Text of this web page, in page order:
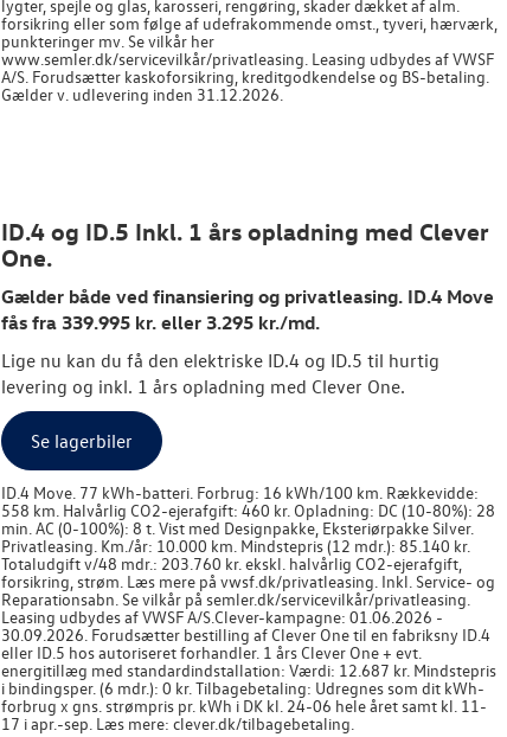
lygter, spejle og glas, karosseri, rengøring, skader dækket af alm.
forsikring eller som følge af udefrakommende omst., tyveri, hærværk,
punkteringer mv. Se vilkår her
www.semler.dk/servicevilkår/privatleasing. Leasing udbydes af VWSF
A/S. Forudsætter kaskoforsikring, kreditgodkendelse og BS-betaling.
Gælder v. udlevering inden 31.12.2026.
ID.4 og ID.5 Inkl. 1 års opladning med Clever
One.
Gælder både ved finansiering og privatleasing. ID.4 Move
fås fra 339.995 kr. eller 3.295 kr./md.
Lige nu kan du få den elektriske ID.4 og ID.5 til hurtig
levering og inkl. 1 års opladning med Clever One.
Se lagerbiler
ID.4 Move. 77 kWh-batteri. Forbrug: 16 kWh/100 km. Rækkevidde:
558 km. Halvårlig CO2-ejerafgift: 460 kr. Opladning: DC (10-80%): 28
min. AC (0-100%): 8 t. Vist med Designpakke, Eksteriørpakke Silver.
Privatleasing. Km./år: 10.000 km. Mindstepris (12 mdr.): 85.140 kr.
Totaludgift v/48 mdr.: 203.760 kr. ekskl. halvårlig CO2-ejerafgift,
forsikring, strøm. Læs mere på vwsf.dk/privatleasing. Inkl. Service- og
Reparationsabn. Se vilkår på semler.dk/servicevilkår/privatleasing.
Leasing udbydes af VWSF A/S.Clever-kampagne: 01.06.2026 -
30.09.2026. Forudsætter bestilling af Clever One til en fabriksny ID.4
eller ID.5 hos autoriseret forhandler. 1 års Clever One + evt.
energitillæg med standardindstallation: Værdi: 12.687 kr. Mindstepris
i bindingsper. (6 mdr.): 0 kr. Tilbagebetaling: Udregnes som dit kWh-
forbrug x gns. strømpris pr. kWh i DK kl. 24-06 hele året samt kl. 11-
17 i apr.-sep. Læs mere: clever.dk/tilbagebetaling.